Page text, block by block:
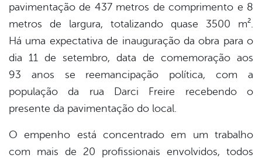
pavimentação de 437 metros de comprimento e 8
metros de largura, totalizando quase 3500 m².
Há uma expectativa de inauguração da obra para o
dia 11 de setembro, data de comemoração aos
93 anos se reemancipação política, com a
população da rua Darci Freire recebendo o
presente da pavimentação do local.
O empenho está concentrado em um trabalho
com mais de 20 profissionais envolvidos, todos